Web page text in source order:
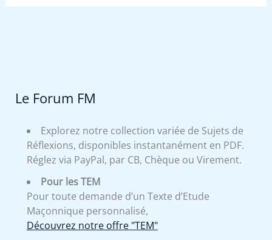
Le Forum FM
Explorez notre collection variée de Sujets de
Réflexions, disponibles instantanément en PDF.
Réglez via PayPal, par CB, Chèque ou Virement.
Pour les TEM
Pour toute demande d’un Texte d’Etude
Maçonnique personnalisé,
Découvrez notre offre "TEM"